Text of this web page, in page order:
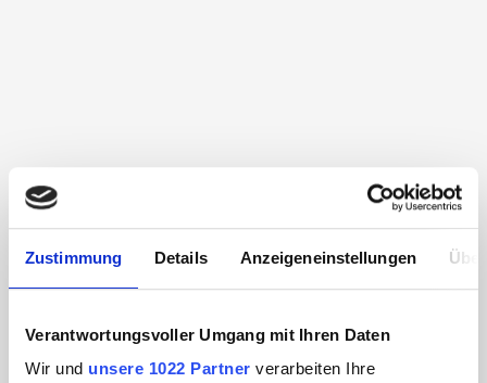
Zustimmung Details Anzeigeneinstellungen
Verantwortungsvoller Umgang mit Ihren Daten
Wir und unsere 1022 Partner verarbeiten Ihre